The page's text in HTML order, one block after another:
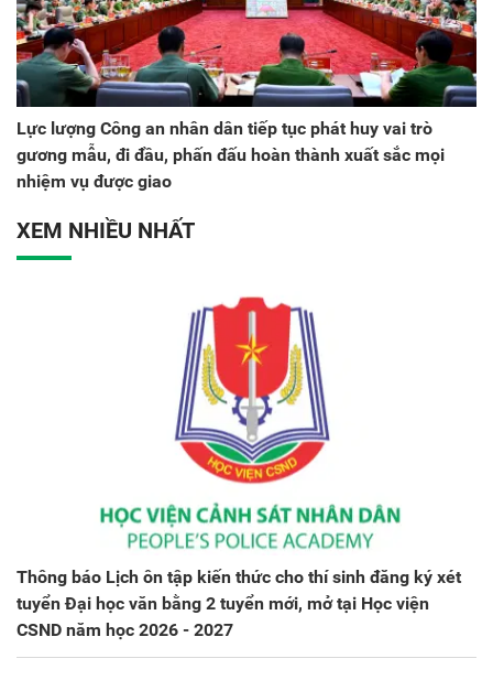
Lực lượng Công an nhân dân tiếp tục phát huy vai trò
gương mẫu, đi đầu, phấn đấu hoàn thành xuất sắc mọi
nhiệm vụ được giao
XEM NHIỀU NHẤT
Thông báo Lịch ôn tập kiến thức cho thí sinh đăng ký xét
tuyển Đại học văn bằng 2 tuyển mới, mở tại Học viện
CSND năm học 2026 - 2027